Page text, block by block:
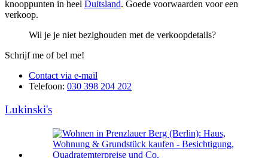
knooppunten in heel Duitsland. Goede voorwaarden voor een
verkoop.
Wil je je niet bezighouden met de verkoopdetails?
Schrijf me of bel me!
Contact via e-mail
Telefoon: 030 398 204 202
Lukinski's